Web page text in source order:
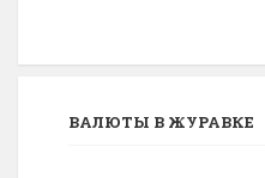
ВАЛЮТЫ В ЖУРАВКЕ